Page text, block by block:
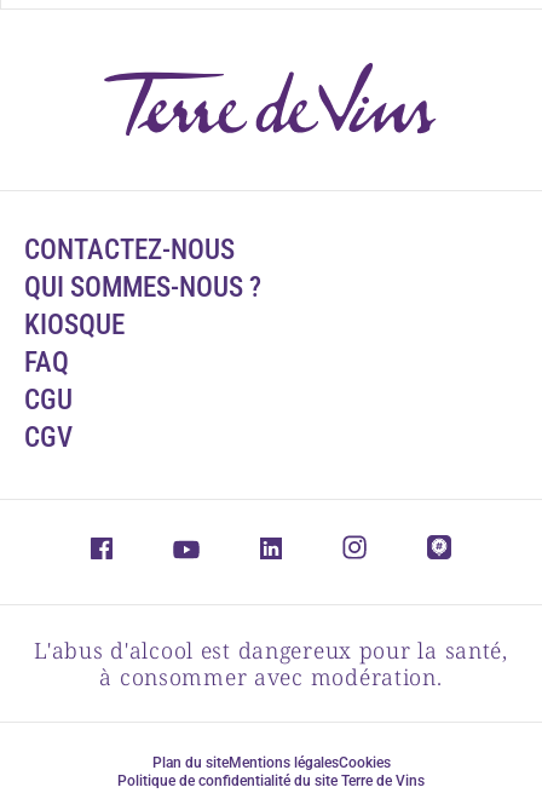
CONTACTEZ-NOUS
QUI SOMMES-NOUS ?
KIOSQUE
FAQ
CGU
CGV
L'abus d'alcool est dangereux pour la santé,
à consommer avec modération.
Plan du siteMentions légalesCookies
Politique de confidentialité du site Terre de Vins